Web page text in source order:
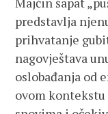
predstavlja
prihvatanje
nagovještava
oslobađanja od
ovom